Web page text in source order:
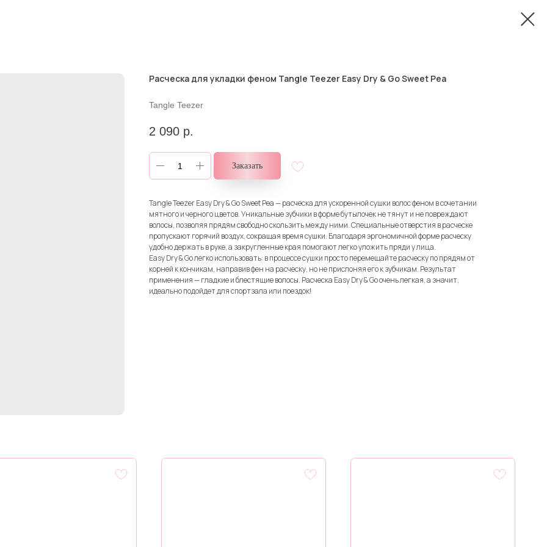
Расческа для укладки феном Tangle Teezer Easy Dry & Go Sweet Pea
Tangle Teezer
2 090 р.
Заказать
Tangle Teezer Easy Dry & Go Sweet Pea — расческа для ускоренной сушки волос феном в сочетании
мятного и черного цветов. Уникальные зубчики в форме бутылочек не тянут и не повреждают
волосы, позволяя прядям свободно скользить между ними. Специальные отверстия в расческе
пропускают горячий воздух, сокращая время сушки. Благодаря эргономичной форме расческу
удобно держать в руке, а закругленные края помогают легко уложить пряди у лица.
Easy Dry & Go легко использовать: в процессе сушки просто перемещайте расческу по прядям от
корней к кончикам, направив фен на расческу, но не прислоняя его к зубчикам. Результат
применения — гладкие и блестящие волосы. Расческа Easy Dry & Go очень легкая, а значит,
идеально подойдет для спортзала или поездок!